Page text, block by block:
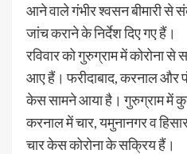
आने वाले गंभीर श्वसन बीमारी से
जांच कराने के निर्देश दिए गए हैं।
रविवार को गुरुग्राम में कोरोना
आए हैं। फरीदाबाद, करनाल और
केस सामने आया है। गुरुग्राम में
करनाल में चार, यमुनानगर व
चार केस कोरोना के सक्रिय हैं।